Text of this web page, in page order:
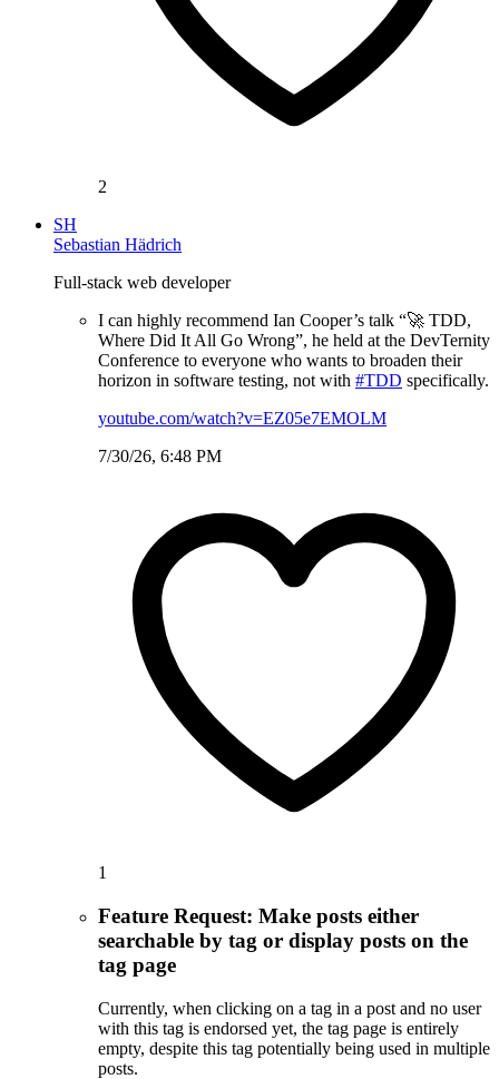
2
SH
Sebastian Hädrich
Full-stack web developer
I can highly recommend Ian Cooper’s talk “🚀 TDD,
Where Did It All Go Wrong”, he held at the DevTernity
Conference to everyone who wants to broaden their
horizon in software testing, not with #TDD specifically.
youtube.com/watch?v=EZ05e7EMOLM
7/30/26, 6:48 PM
1
Feature Request: Make posts either
searchable by tag or display posts on the
tag page
Currently, when clicking on a tag in a post and no user
with this tag is endorsed yet, the tag page is entirely
empty, despite this tag potentially being used in multiple
posts.